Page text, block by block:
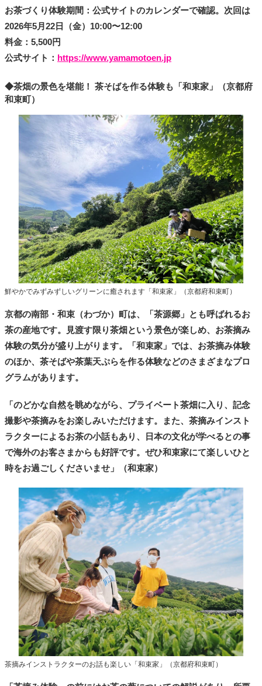
お茶づくり体験期間：公式サイトのカレンダーで確認。次回は
2026年5月22日（金）10:00〜12:00
料金：5,500円
公式サイト： https://www.yamamotoen.jp
◆茶畑の景色を堪能！ 茶そばを作る体験も「和束家」（京都府
和束町）
鮮やかでみずみずしいグリーンに癒されます「和束家」（京都府和束町）
京都の南部・和束（わづか）町は、「茶源郷」とも呼ばれるお
茶の産地です。見渡す限り茶畑という景色が楽しめ、お茶摘み
体験の気分が盛り上がります。「和束家」では、お茶摘み体験
のほか、茶そばや茶葉天ぷらを作る体験などのさまざまなプロ
グラムがあります。
「のどかな自然を眺めながら、プライベート茶畑に入り、記念
撮影や茶摘みをお楽しみいただけます。また、茶摘みインスト
ラクターによるお茶の小話もあり、日本の文化が学べるとの事
で海外のお客さまからも好評です。ぜひ和束家にて楽しいひと
時をお過ごしくださいませ」（和束家）
茶摘みインストラクターのお話も楽しい「和束家」（京都府和束町）